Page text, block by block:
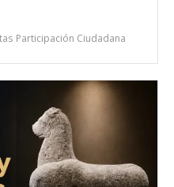
Participación Ciudadana